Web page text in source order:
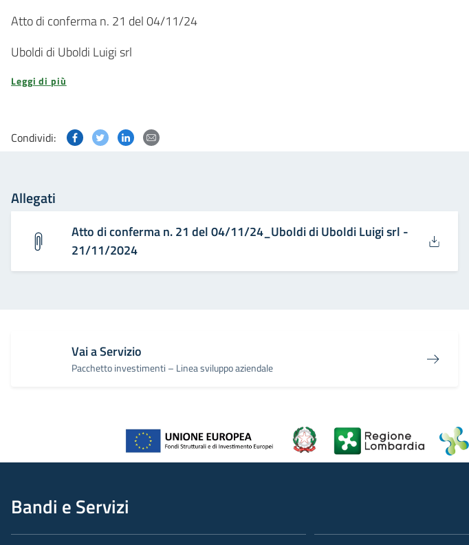
Atto di conferma n. 21 del 04/11/24
Uboldi di Uboldi Luigi srl
Leggi di più
Condividi: Condividi questa pagina su Facebook
Condividi questa pagina su Twitter
Condividi questa pagina su Linkedin
Allegati
Atto di conferma n. 21 del 04/11/24_Uboldi di Uboldi Luigi srl -
21/11/2024
Vai a Servizio
Pacchetto investimenti – Linea sviluppo aziendale
Bandi e Servizi